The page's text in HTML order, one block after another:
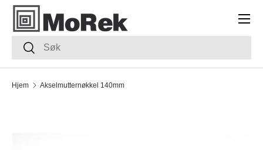
HOPP TIL INNHOLDET
SøkSøk
Meny
Hjem Akselmutternøkkel 140mm